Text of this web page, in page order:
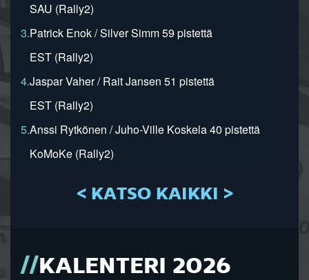
SAU (Rally2)
3.Patrick Enok / Silver Simm 59 pistettä
EST (Rally2)
4.Jaspar Vaher / Rait Jansen 51 pistettä
EST (Rally2)
5.Anssi Rytkönen / Juho-Ville Koskela 40 pistettä
KoMoKe (Rally2)
< KATSO KAIKKI >
KALENTERI 2026